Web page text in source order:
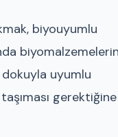
biyouyumlu
uyumlu
gerektiğine